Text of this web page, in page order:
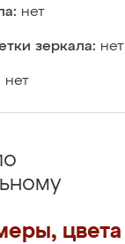
нет
зеркала: нет
нет
цвета